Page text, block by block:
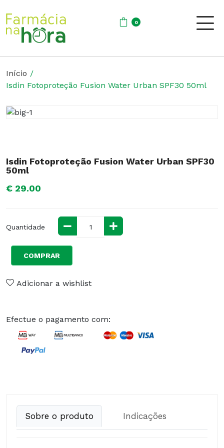
0
Início
Isdin Fotoproteção Fusion Water Urban SPF30 50ml
Isdin Fotoproteção Fusion Water Urban SPF30
50ml
€ 29.00
Quantidade
COMPRAR
Adicionar a wishlist
Efectue o pagamento com:
Sobre o produto Indicações